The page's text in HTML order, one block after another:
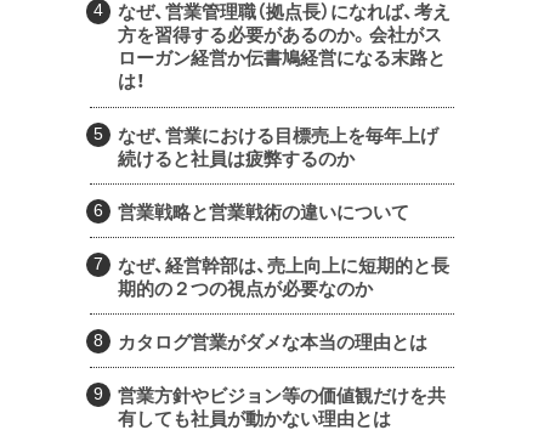
なぜ、営業管理職（拠点長）になれば、考え
方を習得する必要があるのか。会社がス
ローガン経営か伝書鳩経営になる末路と
は！
なぜ、営業における目標売上を毎年上げ
続けると社員は疲弊するのか
営業戦略と営業戦術の違いについて
なぜ、経営幹部は、売上向上に短期的と長
期的の２つの視点が必要なのか
カタログ営業がダメな本当の理由とは
営業方針やビジョン等の価値観だけを共
有しても社員が動かない理由とは